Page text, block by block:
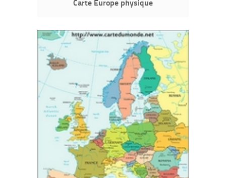
Carte Europe physique